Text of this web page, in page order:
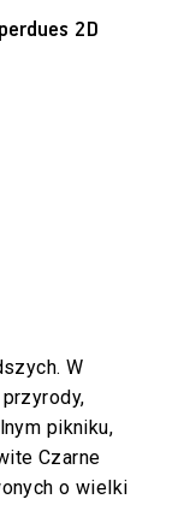
2D
W
pikniku,
Czarne
o wielki